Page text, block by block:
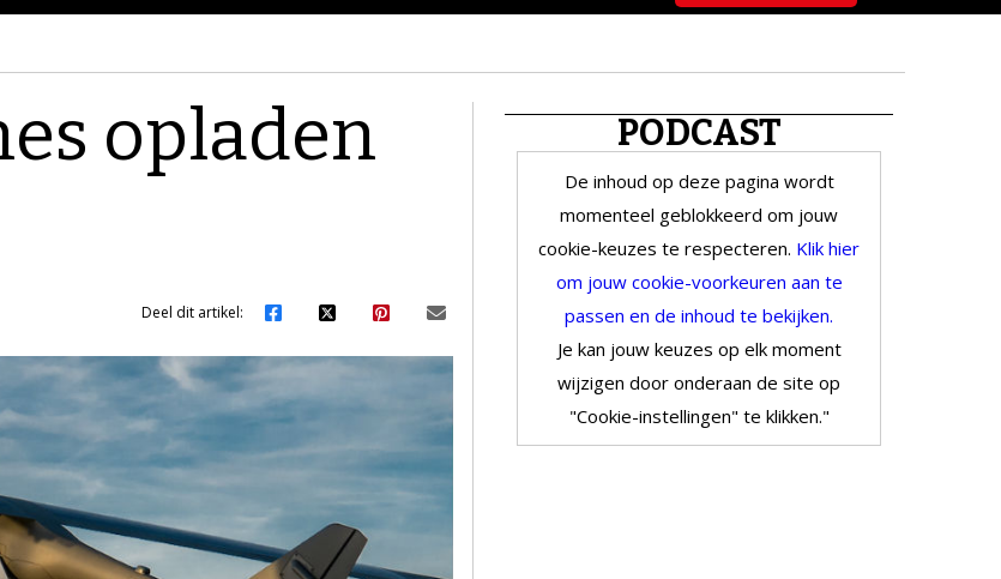
opladen
Deel dit artikel:
PODCAST
De inhoud op deze pagina wordt
momenteel geblokkeerd om jouw
cookie-keuzes te respecteren. Klik hier
om jouw cookie-voorkeuren aan te
passen en de inhoud te bekijken.
Je kan jouw keuzes op elk moment
wijzigen door onderaan de site op
"Cookie-instellingen" te klikken."